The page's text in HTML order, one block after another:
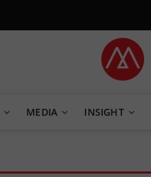
MEDIA INSIGHT